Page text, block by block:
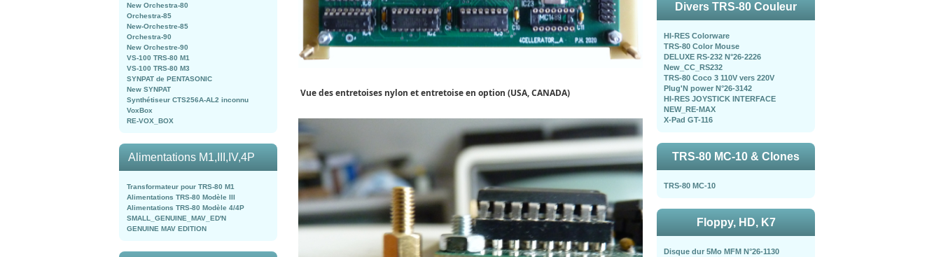
New Orchestra-80
Orchestra-85
New-Orchestre-85
Orchestra-90
New Orchestre-90
VS-100 TRS-80 M1
VS-100 TRS-80 M3
SYNPAT de PENTASONIC
New SYNPAT
Synthétiseur CTS256A-AL2 inconnu
VoxBox
RE-VOX_BOX
Alimentations M1,III,IV,4P
Transformateur pour TRS-80 M1
Alimentations TRS-80 Modèle III
Alimentations TRS-80 Modèle 4/4P
SMALL_GENUINE_MAV_ED'N
GENUINE MAV EDITION
Vue des entretoises nylon et entretoise en option (USA, CANADA)
Divers TRS-80 Couleur
HI-RES Colorware
TRS-80 Color Mouse
DELUXE RS-232 N°26-2226
New_CC_RS232
TRS-80 Coco 3 110V vers 220V
Plug'N power N°26-3142
HI-RES JOYSTICK INTERFACE
NEW_RE-MAX
X-Pad GT-116
TRS-80 MC-10 & Clones
TRS-80 MC-10
Floppy, HD, K7
Disque dur 5Mo MFM N°26-1130